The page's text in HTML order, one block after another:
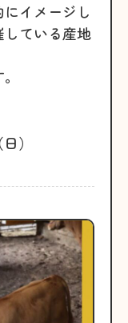
イメージし
ている産地
）